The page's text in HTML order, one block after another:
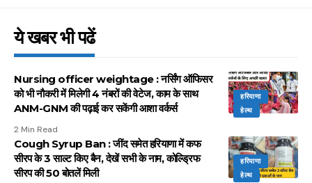
ये खबर भी पढें
हरियाणा
हेल्थ
Nursing officer weightage : नर्सिंग ऑफिसर
को भी नौकरी में मिलेगी 4 नंबरों की वेटेज, काम के साथ
ANM-GNM की पढ़ाई कर सकेंगी आशा वर्कर्स
2 Min Read
हरियाणा
हेल्थ
Cough Syrup Ban : जींद समेत हरियाणा में कफ
सीरप के 3 साल्ट किए बैन, देखें सभी के नाम, कोल्ड्रिफ
सीरप की 50 बोतलें मिली